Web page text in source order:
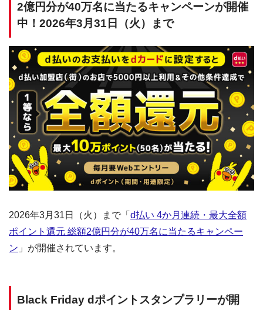
2億円分が40万名に当たるキャンペーンが開催
中！2026年3月31日（火）まで
2026年3月31日（火）まで「 d払い 4か月連続・最大全額
ポイント還元 総額2億円分が40万名に当たるキャンペー
ン 」が開催されています。
Black Friday dポイントスタンプラリーが開